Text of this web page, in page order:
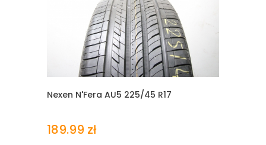
Nexen N'Fera AU5 225/45 R17
189.99 zł